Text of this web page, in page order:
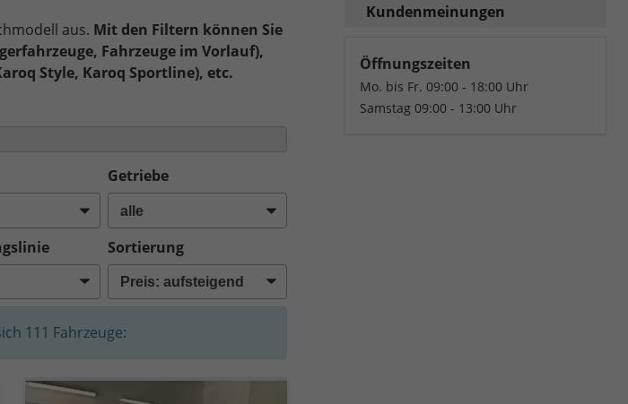
aus. Mit den Filtern können Sie
Fahrzeuge im Vorlauf),
Style, Karoq Sportline), etc.
Getriebe
Sortierung
111 Fahrzeuge:
Kundenmeinungen
Öffnungszeiten
Mo. bis Fr. 09:00 - 18:00 Uhr
Samstag 09:00 - 13:00 Uhr